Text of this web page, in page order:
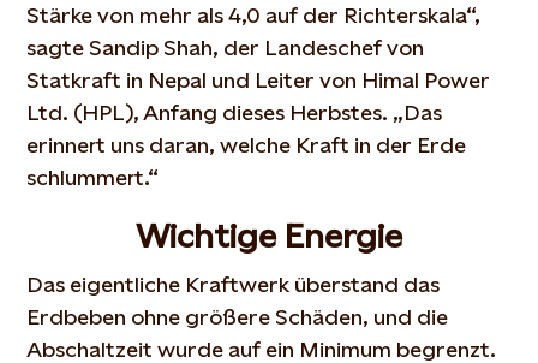
Stärke von mehr als 4,0 auf der Richterskala“,
sagte Sandip Shah, der Landeschef von
Statkraft in Nepal und Leiter von Himal Power
Ltd. (HPL), Anfang dieses Herbstes. „Das
erinnert uns daran, welche Kraft in der Erde
schlummert.“
Wichtige Energie
Das eigentliche Kraftwerk überstand das
Erdbeben ohne größere Schäden, und die
Abschaltzeit wurde auf ein Minimum begrenzt.